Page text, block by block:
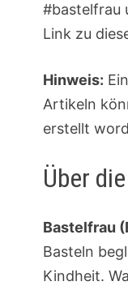
#bastelfrau
Link zu
Hinweis:
Artikeln
erstellt
Über
Bastelfrau
Basteln
Kindheit.